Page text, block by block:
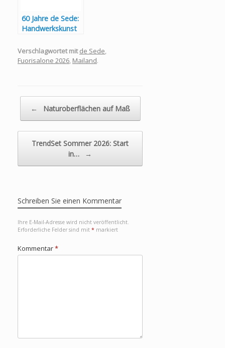
60 Jahre de Sede:
Handwerkskunst
Switzerland
Verschlagwortet mit de Sede,
Fuorisalone 2026, Mailand.
← Naturoberflächen auf Maß
TrendSet Sommer 2026: Start
in…
→
Schreiben Sie einen Kommentar
Ihre E-Mail-Adresse wird nicht veröffentlicht.
Erforderliche Felder sind mit * markiert
Kommentar*